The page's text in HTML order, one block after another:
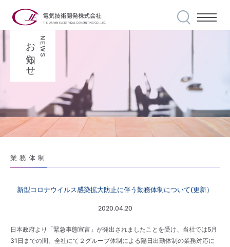
私たちの使命
安全・品質への
取り組み
事業案内
実績紹介
会社案内
お知らせ
NEWS
お知らせ
業務体制
新型コロナウイルス感染拡大防止に伴う勤務体制について(更新）
2020.04.20
日本政府より「緊急事態宣言」が発出されましたことを受け、当社では5月
31日までの間、全社にて２グループ体制による隔日出勤体制の業務対応に